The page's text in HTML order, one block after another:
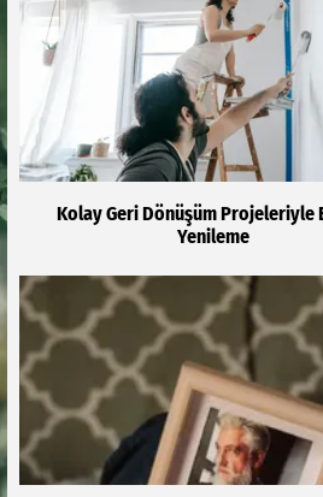
Kolay Geri Dönüşüm Projeleriyle
Yenileme